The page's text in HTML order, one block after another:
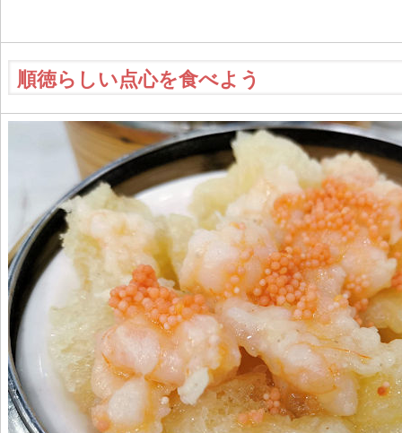
順徳らしい点心を食べよう